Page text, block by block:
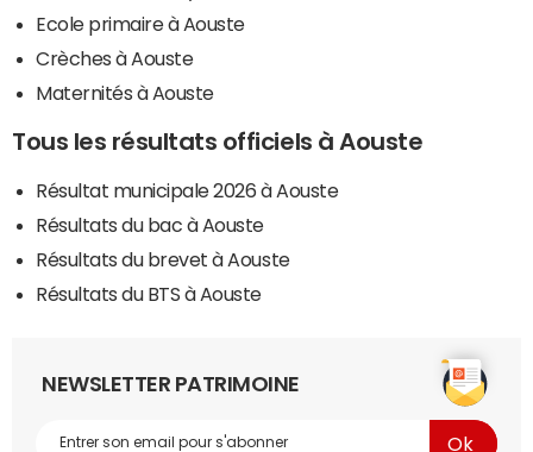
Ecole primaire à Aouste
Crèches à Aouste
Maternités à Aouste
Tous les résultats officiels à Aouste
Résultat municipale 2026 à Aouste
Résultats du bac à Aouste
Résultats du brevet à Aouste
Résultats du BTS à Aouste
NEWSLETTER PATRIMOINE